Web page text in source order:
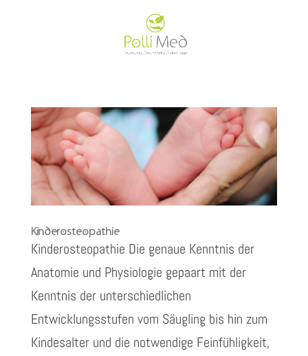
Kinderosteopathie
Kinderosteopathie Die genaue Kenntnis der
Anatomie und Physiologie gepaart mit der
Kenntnis der unterschiedlichen
Entwicklungsstufen vom Säugling bis hin zum
Kindesalter und die notwendige Feinfühligkeit,